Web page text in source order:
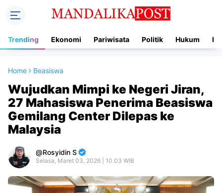
Trending Ekonomi Pariwisata Politik Hukum
Home Beasiswa
Wujudkan Mimpi ke Negeri Jiran,
27 Mahasiswa Penerima Beasiswa
Gemilang Center Dilepas ke
Malaysia
Rosyidin S
Selasa, Maret 03, 2026 | 10.03 WIB